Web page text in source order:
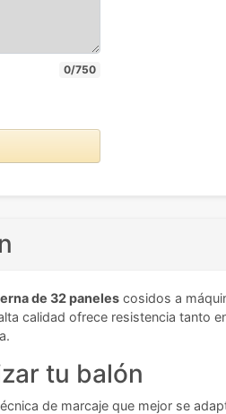
0/750
de 32 paneles cosidos a
calidad ofrece resistencia
tu balón
de marcaje que mejor se